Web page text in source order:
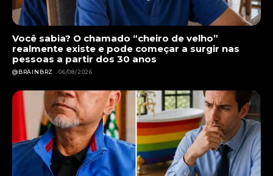
Você sabia? O chamado “cheiro de velho”
realmente existe e pode começar a surgir nas
pessoas a partir dos 30 anos
@BRAINBRZ 06/08/2026